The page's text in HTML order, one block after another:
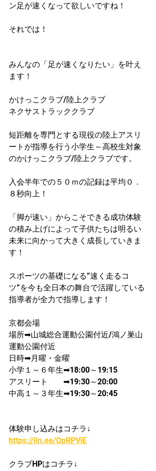
ン足が速くなって欲しいですね！
それでは！
みんなの「足が速くなりたい」を叶え
ます！
かけっこクラブ/陸上クラブ
ネクサストラッククラブ
短距離を専門とする現役の陸上アスリ
ートが指導を行う小学生～高校生対象
のかけっこクラブ/陸上クラブです。
入会半年での５０ｍの記録は平均０．
８秒向上！​
「脚が速い」からこそできる成功体験
の積み上げによって子供たちは明るい
未来に向かって大きく成長していきま
す！
スポーツの基礎になる”速く走るコ
ツ”を今も全日本の舞台で活躍している
指導者が​全力で指導します！
京都会場
場所➡山城総合運動公園付近/鴻ノ巣山
運動公園付近
日時➡月曜・金曜
​小学１～６年生➡18:00～19:15
アスリート　　➡19:30～20:00
中高１～３年生➡19:30～20:45
体験申し込みはコチラ↓
https://lin.ee/QpRPViE
クラブHPはコチラ↓